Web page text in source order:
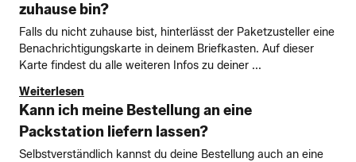
zuhause bin?
Falls du nicht zuhause bist, hinterlässt der Paketzusteller eine
Benachrichtigungskarte in deinem Briefkasten. Auf dieser
Karte findest du alle weiteren Infos zu deiner ...
Weiterlesen
Kann ich meine Bestellung an eine
Packstation liefern lassen?
Selbstverständlich kannst du deine Bestellung auch an eine